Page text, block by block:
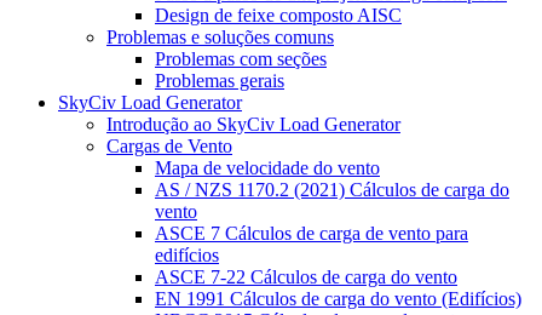
Design de feixe composto AISC
Problemas e soluções comuns
Problemas com seções
Problemas gerais
SkyCiv Load Generator
Introdução ao SkyCiv Load Generator
Cargas de Vento
Mapa de velocidade do vento
AS / NZS 1170.2 (2021) Cálculos de carga do
vento
ASCE 7 Cálculos de carga de vento para
edifícios
ASCE 7-22 Cálculos de carga do vento
EN 1991 Cálculos de carga do vento (Edifícios)